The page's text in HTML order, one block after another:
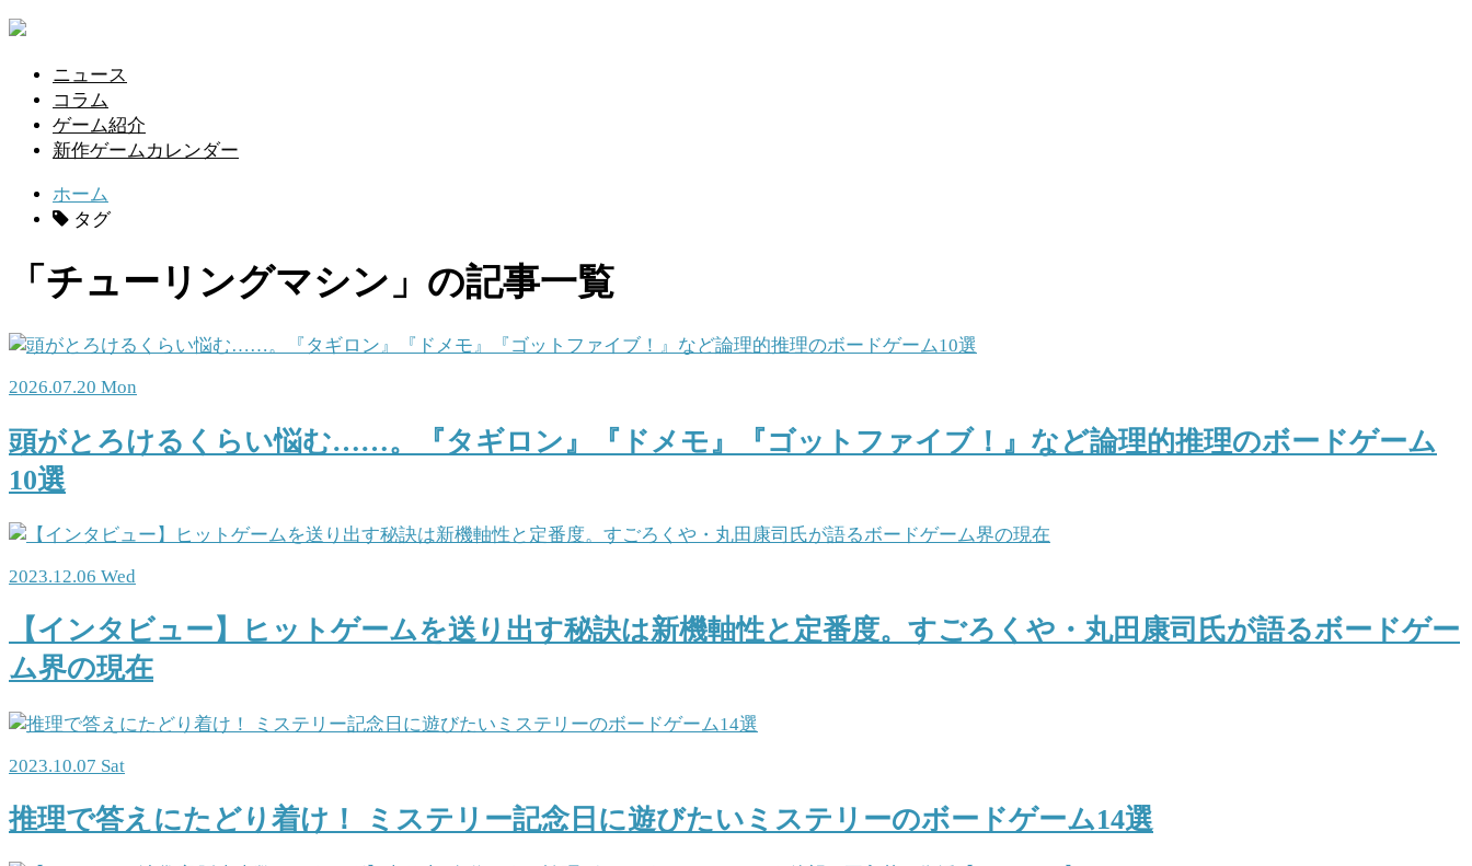
ニュース
コラム
ゲーム紹介
新作ゲームカレンダー
ホーム
タグ
「チューリングマシン」の記事一覧
2026.07.20 Mon
頭がとろけるくらい悩む……。『タギロン』『ドメモ』『ゴットファイブ！』など論理的推理のボードゲーム
10選
2023.12.06 Wed
【インタビュー】ヒットゲームを送り出す秘訣は新機軸性と定番度。すごろくや・丸田康司氏が語るボードゲー
ム界の現在
2023.10.07 Sat
推理で答えにたどり着け！ ミステリー記念日に遊びたいミステリーのボードゲーム14選